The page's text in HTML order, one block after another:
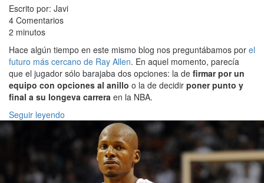
Escrito por: Javi
4 Comentarios
2 minutos
Hace algún tiempo en este mismo blog nos preguntábamos por el
futuro más cercano de Ray Allen. En aquel momento, parecía
que el jugador sólo barajaba dos opciones: la de firmar por un
equipo con opciones al anillo o la de decidir poner punto y
final a su longeva carrera en la NBA.
Seguir leyendo